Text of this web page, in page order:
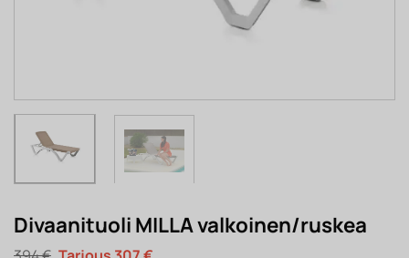
Divaanituoli MILLA valkoinen/ruskea